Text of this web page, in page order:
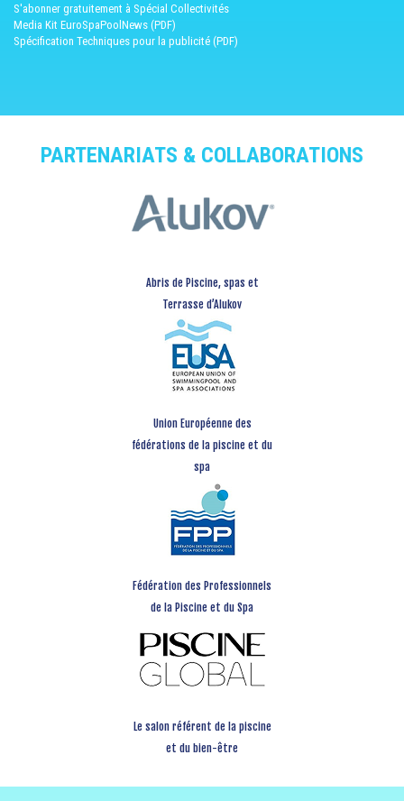
S'abonner gratuitement à Spécial Collectivités
Media Kit EuroSpaPoolNews (PDF)
Spécification Techniques pour la publicité (PDF)
PARTENARIATS & COLLABORATIONS
Abris de Piscine, spas et
Terrasse d’Alukov
Union Européenne des
fédérations de la piscine et du
spa
Fédération des Professionnels
de la Piscine et du Spa
Le salon référent de la piscine
et du bien-être